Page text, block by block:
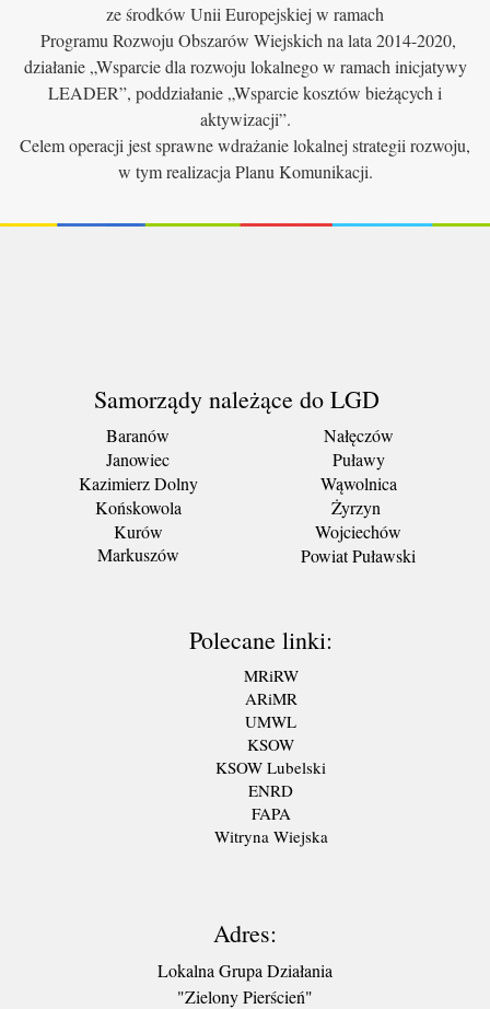
ze środków Unii Europejskiej w ramach
Programu Rozwoju Obszarów Wiejskich na lata 2014-2020,
działanie „Wsparcie dla rozwoju lokalnego w ramach inicjatywy
LEADER”, poddziałanie „Wsparcie kosztów bieżących i
aktywizacji”.
Celem operacji jest sprawne wdrażanie lokalnej strategii rozwoju,
w tym realizacja Planu Komunikacji.
Samorządy należące do LGD
Baranów
Janowiec
Kazimierz Dolny
Końskowola
Kurów
Markuszów
Nałęczów
Puławy
Wąwolnica
Żyrzyn
Wojciechów
Powiat Puławski
Polecane linki:
MRiRW
ARiMR
UMWL
KSOW
KSOW Lubelski
ENRD
FAPA
Witryna Wiejska
Adres:
Lokalna Grupa Działania
"Zielony Pierścień"